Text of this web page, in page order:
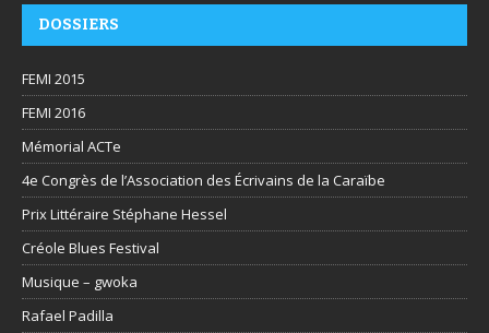
DOSSIERS
FEMI 2015
FEMI 2016
Mémorial ACTe
4e Congrès de l’Association des Écrivains de la Caraïbe
Prix Littéraire Stéphane Hessel
Créole Blues Festival
Musique – gwoka
Rafael Padilla